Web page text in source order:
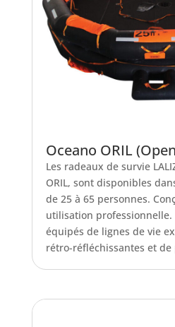
Oceano ORIL
Les radeaux de survie
ORIL, sont disponibles
de 25 à 65 personnes.
utilisation professionnelle.
équipés de lignes de vie
rétro-réfléchissantes et de